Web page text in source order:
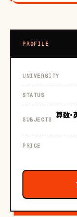
PROFILE
UNIVERSITY
STATUS
SUBJECTS
算数・
PRICE